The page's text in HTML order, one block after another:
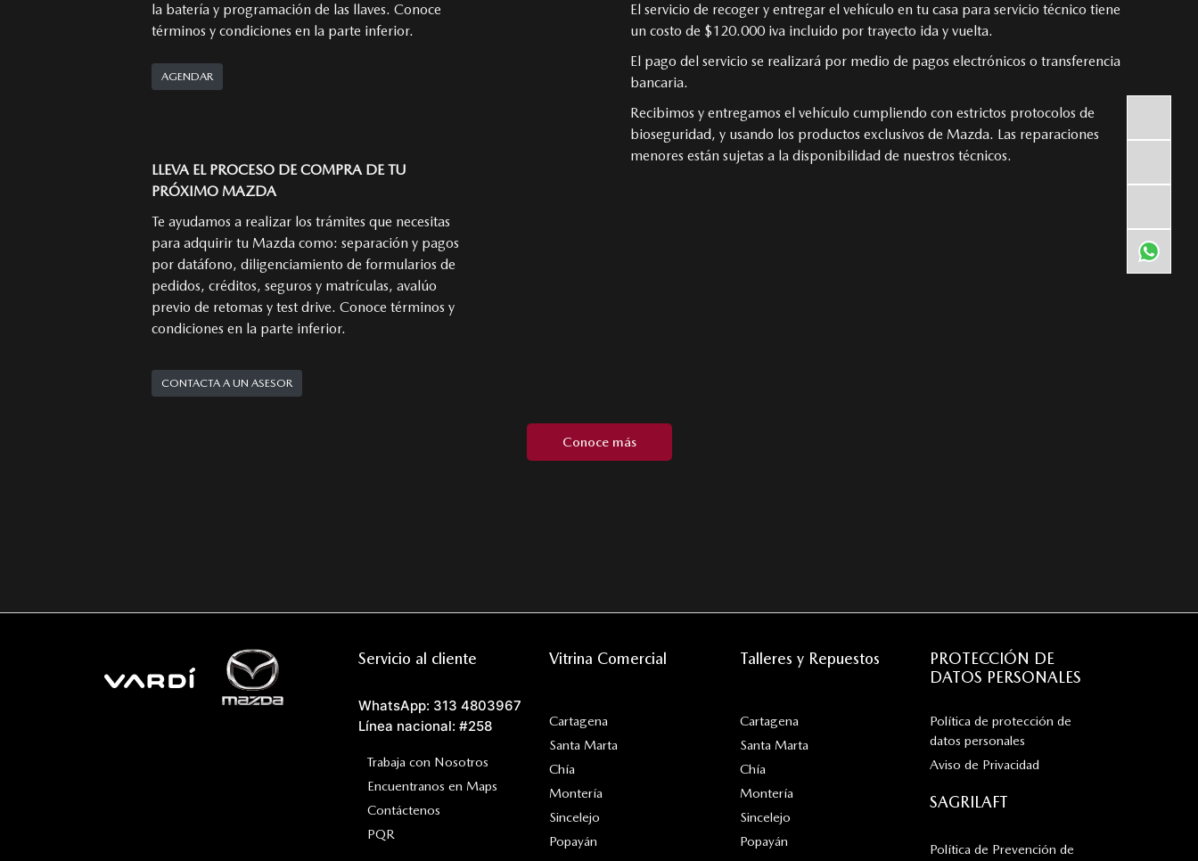
la batería y programación de las llaves. Conoce
términos y condiciones en la parte inferior.
AGENDAR
LLEVA EL PROCESO DE COMPRA DE TU
PRÓXIMO MAZDA
Te ayudamos a realizar los trámites que necesitas
para adquirir tu Mazda como: separación y pagos
por datáfono, diligenciamiento de formularios de
pedidos, créditos, seguros y matrículas, avalúo
previo de retomas y test drive. Conoce términos y
condiciones en la parte inferior.
CONTACTA A UN ASESOR
El servicio de recoger y entregar el vehículo en tu casa para servicio técnico tiene
un costo de $120.000 iva incluido por trayecto ida y vuelta.
El pago del servicio se realizará por medio de pagos electrónicos o transferencia
bancaria.
Recibimos y entregamos el vehículo cumpliendo con estrictos protocolos de
bioseguridad, y usando los productos exclusivos de Mazda. Las reparaciones
menores están sujetas a la disponibilidad de nuestros técnicos.
Conoce más
Servicio al cliente
WhatsApp: 313 4803967
Línea nacional: #258
Trabaja con Nosotros
Encuentranos en Maps
Contáctenos
PQR
Vitrina Comercial
Cartagena
Santa Marta
Chía
Montería
Sincelejo
Popayán
Talleres y Repuestos
Cartagena
Santa Marta
Chía
Montería
Sincelejo
Popayán
PROTECCIÓN DE
DATOS PERSONALES
Política de protección de
datos personales
Aviso de Privacidad
SAGRILAFT
Política de Prevención de